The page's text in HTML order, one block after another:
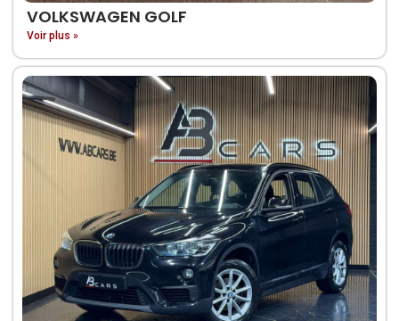
VOLKSWAGEN GOLF
Voir plus »